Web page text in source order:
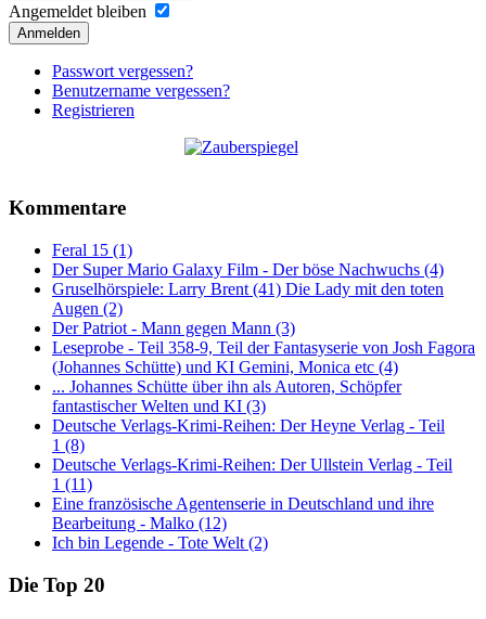
Angemeldet bleiben
Anmelden
Passwort vergessen?
Benutzername vergessen?
Registrieren
Kommentare
Feral 15 (1)
Der Super Mario Galaxy Film - Der böse Nachwuchs (4)
Gruselhörspiele: Larry Brent (41) Die Lady mit den toten
Augen (2)
Der Patriot - Mann gegen Mann (3)
Leseprobe - Teil 358-9, Teil der Fantasyserie von Josh Fagora
(Johannes Schütte) und KI Gemini, Monica etc (4)
... Johannes Schütte über ihn als Autoren, Schöpfer
fantastischer Welten und KI (3)
Deutsche Verlags-Krimi-Reihen: Der Heyne Verlag - Teil
1 (8)
Deutsche Verlags-Krimi-Reihen: Der Ullstein Verlag - Teil
1 (11)
Eine französische Agentenserie in Deutschland und ihre
Bearbeitung - Malko (12)
Ich bin Legende - Tote Welt (2)
Die Top 20